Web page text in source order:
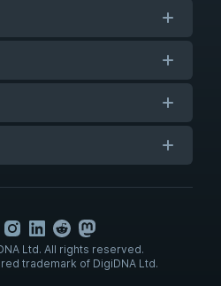
Ltd. All rights reserved.
trademark of DigiDNA Ltd.